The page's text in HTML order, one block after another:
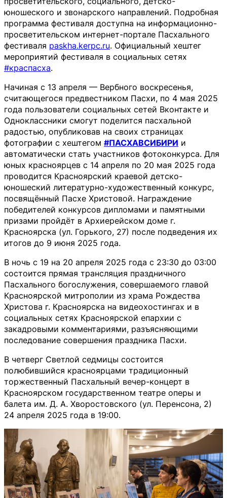
юношеского и звонарского направлений. Подробная
программа фестиваля доступна на информационно-
просветительском интернет-портале Пасхального
фестиваля paskha.kerpc.ru. Официальный хештег
мероприятий фестиваля в социальных сетях
#краспасха.
Начиная с 13 апреля — Вербного воскресенья,
считающегося предвестником Пасхи, по 4 мая 2025
года пользователи социальных сетей Вконтакте и
Одноклассники смогут поделится пасхальной
радостью, опубликовав на своих страницах
фотографии с хештегом #ПАСХАВСИБИРИ и
автоматически стать участников фотоконкурса. Для
юных красноярцев с 14 апреля по 20 мая 2025 года
проводится Красноярский краевой детско-
юношеский литературно-художественный конкурс,
посвящённый Пасхе Христовой. Награждение
победителей конкурсов дипломами и памятными
призами пройдёт в Архиерейском доме г.
Красноярска (ул. Горького, 27) после подведения их
итогов до 9 июня 2025 года.
В ночь с 19 на 20 апреля 2025 года с 23:30 до 03:00
состоится прямая трансляция праздничного
Пасхального богослужения, совершаемого главой
Красноярской митрополии из храма Рождества
Христова г. Красноярска на видеохостингах и в
социальных сетях Красноярской епархии с
закадровыми комментариями, разъясняющими
последование совершения праздника Пасхи.
В четверг Светлой седмицы состоится
полюбившийся красноярцами традиционный
торжественный Пасхальный вечер-концерт в
Красноярском государственном театре оперы и
балета им. Д. А. Хворостовского (ул. Перенсона, 2)
24 апреля 2025 года в 19:00.